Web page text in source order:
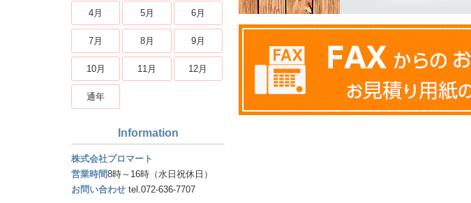
4月 5月 6月
7月 8月 9月
10月 11月 12月
通年
Information
株式会社プロマート
営業時間8時～16時（水日祝休日）
お問い合わせ tel.072-636-7707